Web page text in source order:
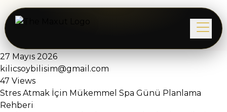
27 Mayıs 2026
kilicsoybilisim@gmail.com
47 Views
Stres Atmak İçin Mükemmel Spa Günü Planlama
Rehberi